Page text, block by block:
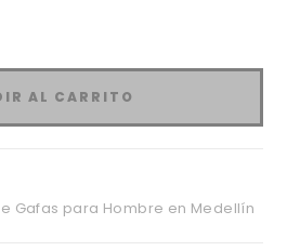
AL CARRITO
Gafas para Hombre en Medellín